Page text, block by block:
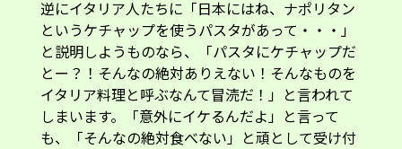
逆にイタリア人たちに「日本にはね、ナポリタン
というケチャップを使うパスタがあって・・・」
と説明しようものなら、「パスタにケチャップだ
とー？！そんなの絶対ありえない！そんなものを
イタリア料理と呼ぶなんて冒涜だ！」と言われて
しまいます。「意外にイケるんだよ」と言って
も、「そんなの絶対食べない」と頑として受け付